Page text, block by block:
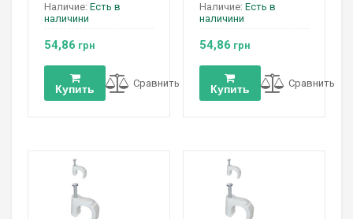
Наличие: Есть в
наличини
54,86 грн
Купить Сравнить
Наличие: Есть в
наличини
54,86 грн
Купить Сравнить